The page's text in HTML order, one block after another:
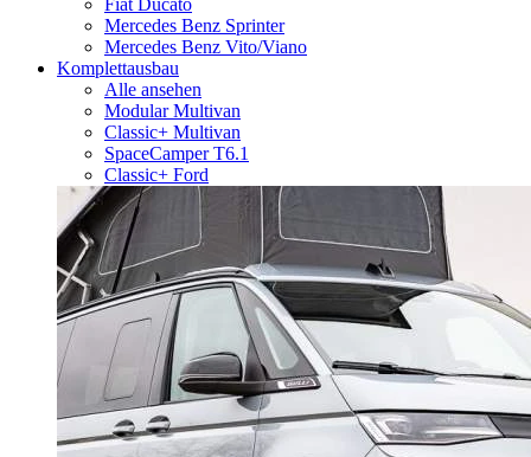
Fiat Ducato
Mercedes Benz Sprinter
Mercedes Benz Vito/Viano
Komplettausbau
Alle ansehen
Modular Multivan
Classic+ Multivan
SpaceCamper T6.1
Classic+ Ford